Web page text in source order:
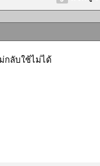
กลับใช้ไม่ได้